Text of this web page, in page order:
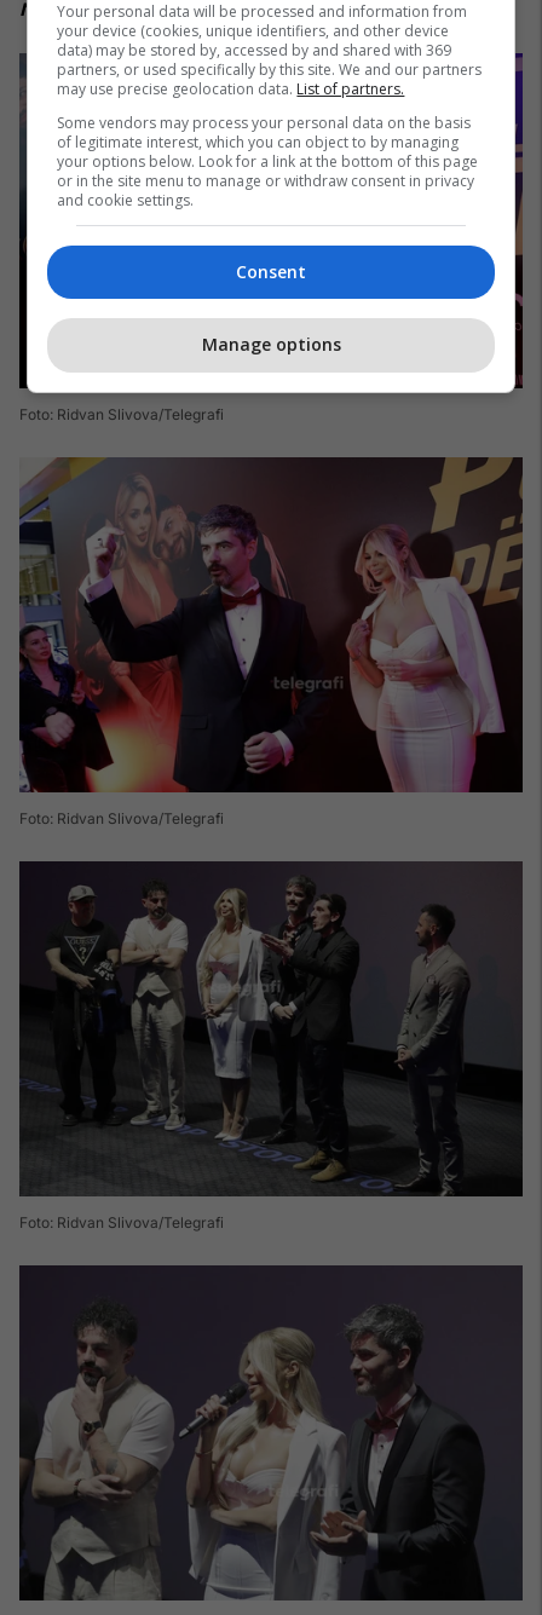
në Cineplexx Kosova:
Foto: Ridvan Slivova/Telegrafi
Foto: Ridvan Slivova/Telegrafi
Foto: Ridvan Slivova/Telegrafi
Your personal data will be processed and information from
your device (cookies, unique identifiers, and other device
data) may be stored by, accessed by and shared with 369
partners, or used specifically by this site. We and our partners
may use precise geolocation data. List of partners.
Some vendors may process your personal data on the basis
of legitimate interest, which you can object to by managing
your options below. Look for a link at the bottom of this page
or in the site menu to manage or withdraw consent in privacy
and cookie settings.
Consent
Manage options